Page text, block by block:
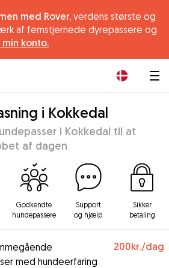
med Rover, verdens største og
af femstjernede dyrepassere og
konto.
i Kokkedal
i Kokkedal til at
af dagen
Godkendte
hundepassere
Support
og hjælp
Sikker
betaling
med hundeerfaring
200kr./dag